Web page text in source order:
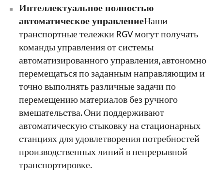
Интеллектуальное полностью
автоматическое управлениеНаши
транспортные тележки RGV могут получать
команды управления от системы
автоматизированного управления, автономно
перемещаться по заданным направляющим и
точно выполнять различные задачи по
перемещению материалов без ручного
вмешательства. Они поддерживают
автоматическую стыковку на стационарных
станциях для удовлетворения потребностей
производственных линий в непрерывной
транспортировке.